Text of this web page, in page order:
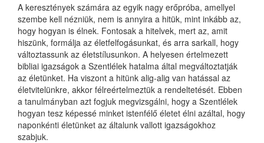
A keresztények számára az egyik nagy erőpróba, amellyel
szembe kell nézniük, nem is annyira a hitük, mint inkább az,
hogy hogyan is élnek. Fontosak a hitelvek, mert az, amit
hiszünk, formálja az életfelfogásunkat, és arra sarkall, hogy
változtassunk az életstílusunkon. A helyesen értelmezett
bibliai igazságok a Szentlélek hatalma által megváltoztatják
az életünket. Ha viszont a hitünk alig-alig van hatással az
életvitelünkre, akkor félreértelmeztük a rendeltetését. Ebben
a tanulmányban azt fogjuk megvizsgálni, hogy a Szentlélek
hogyan tesz képessé minket istenfélő életet élni azáltal, hogy
naponkénti életünket az általunk vallott igazságokhoz
szabjuk.